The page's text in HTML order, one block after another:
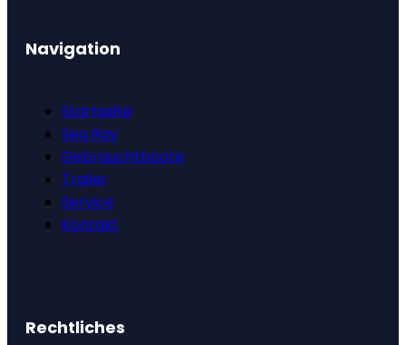
Navigation
Startseite
Sea Ray
Gebrauchtboote
Trailer
Service
Kontakt
Rechtliches